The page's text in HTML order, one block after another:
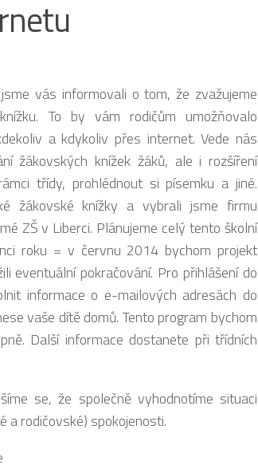
vás informovali o tom, že zvažujeme
To by vám rodičům umožňovalo
a kdykoliv přes internet. Vede nás
žákovských knížek žáků, ale i rozšíření
třídy, prohlédnout si písemku a jiné.
žákovské knížky a vybrali jsme firmu
ZŠ v Liberci. Plánujeme celý tento školní
roku = v červnu 2014 bychom projekt
eventuální pokračování. Pro přihlášení do
informace o e-mailových adresách do
vaše dítě domů. Tento program bychom
Další informace dostanete při třídních
se, že společně vyhodnotíme situaci
a rodičovské) spokojenosti.